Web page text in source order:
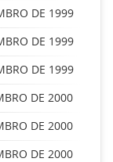
DE 1999
DE 1999
DE 1999
DE 2000
DE 2000
DE 2000